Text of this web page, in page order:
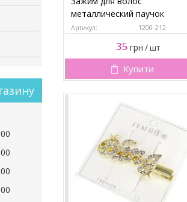
металлический паучок
Артикул: 1200-212
35 грн /шт
Купити